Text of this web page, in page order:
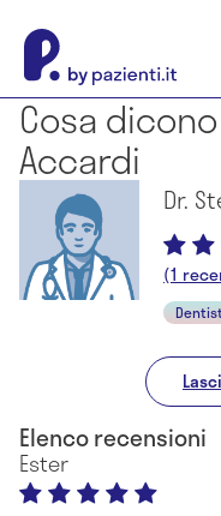
Cosa
Accardi
Dr.
(1
Elenco recensioni
Ester